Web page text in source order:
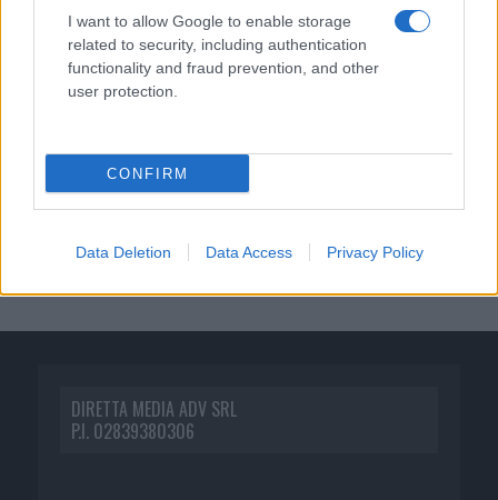
I want to allow Google to enable storage
related to security, including authentication
functionality and fraud prevention, and other
user protection.
CONFIRM
Data Deletion Data Access Privacy Policy
DIRETTA MEDIA ADV SRL
P.I. 02839380306